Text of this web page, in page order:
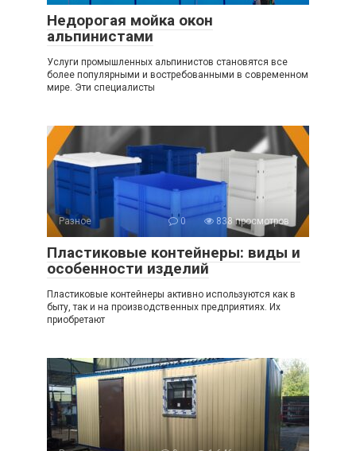
Недорогая мойка окон
альпинистами
Услуги промышленных альпинистов становятся все
более популярными и востребованными в современном
мире. Эти специалисты
Разное 0 838 просмотров
Пластиковые контейнеры: виды и
особенности изделий
Пластиковые контейнеры активно используются как в
быту, так и на производственных предприятиях. Их
приобретают